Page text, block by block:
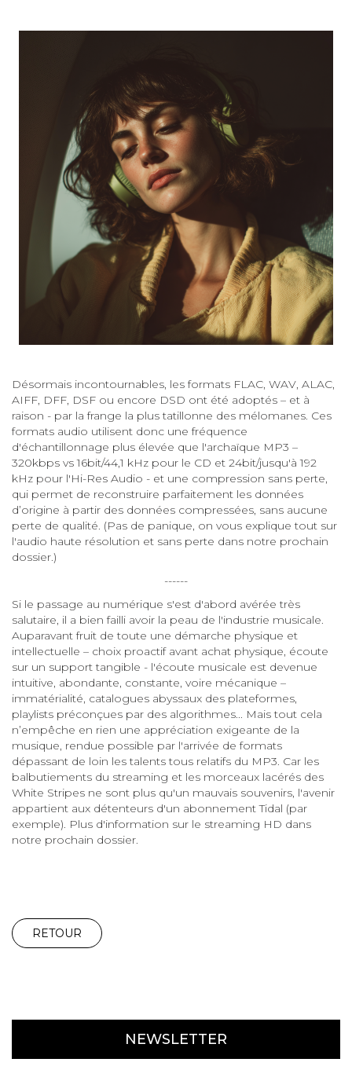
Désormais incontournables, les formats FLAC, WAV, ALAC,
AIFF, DFF, DSF ou encore DSD ont été adoptés – et à
raison - par la frange la plus tatillonne des mélomanes. Ces
formats audio utilisent donc une fréquence
d'échantillonnage plus élevée que l'archaïque MP3 –
320kbps vs 16bit/44,1 kHz pour le CD et 24bit/jusqu'à 192
kHz pour l'Hi-Res Audio - et une compression sans perte,
qui permet de reconstruire parfaitement les données
d’origine à partir des données compressées, sans aucune
perte de qualité. (Pas de panique, on vous explique tout sur
l'audio haute résolution et sans perte dans notre prochain
dossier.)
------
Si le passage au numérique s'est d'abord avérée très
salutaire, il a bien failli avoir la peau de l'industrie musicale.
Auparavant fruit de toute une démarche physique et
intellectuelle – choix proactif avant achat physique, écoute
sur un support tangible - l'écoute musicale est devenue
intuitive, abondante, constante, voire mécanique –
immatérialité, catalogues abyssaux des plateformes,
playlists préconçues par des algorithmes... Mais tout cela
n’empêche en rien une appréciation exigeante de la
musique, rendue possible par l'arrivée de formats
dépassant de loin les talents tous relatifs du MP3. Car les
balbutiements du streaming et les morceaux lacérés des
White Stripes ne sont plus qu'un mauvais souvenirs, l'avenir
appartient aux détenteurs d'un abonnement Tidal (par
exemple). Plus d'information sur le streaming HD dans
notre prochain dossier.
RETOUR
NEWSLETTER